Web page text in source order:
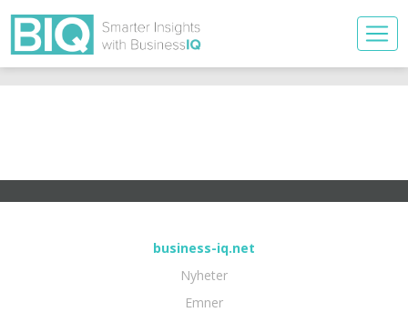
business-iq.net
Nyheter
Emner